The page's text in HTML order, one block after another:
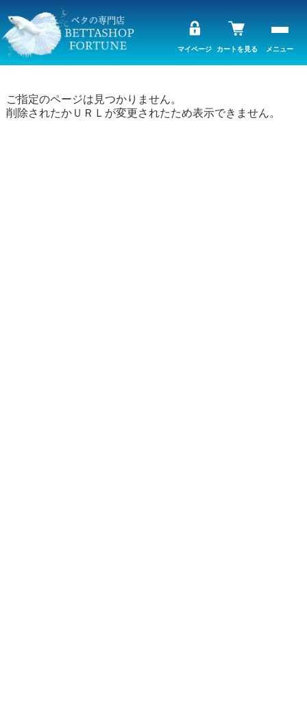
メニュー
カートを見る
マイページ
ご指定のページは見つかりません。
削除されたかＵＲＬが変更されたため表示できません。